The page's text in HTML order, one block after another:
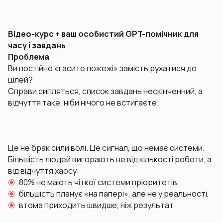
Відео-курс + ваш особистий GPT-помічник для
часу і завдань
Проблема
Ви постійно «гасите пожежі» замість рухатися до
цілей?
Справи сипляться, список завдань нескінченний, а
відчуття таке, ніби нічого не встигаєте.
Це не брак сили волі. Це сигнал, що немає системи.
Більшість людей вигорають не від кількості роботи, а
від відчуття хаосу:
80% не мають чіткої системи пріоритетів,
більшість планує «на папері», але не у реальності,
втома приходить швидше, ніж результат.